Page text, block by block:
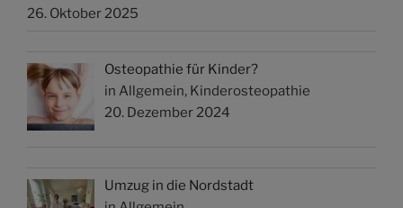
26. Oktober 2025
Osteopathie für Kinder?
in Allgemein, Kinderosteopathie
20. Dezember 2024
Umzug in die Nordstadt